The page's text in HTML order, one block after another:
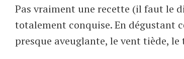
Pas vraiment une recette (il faut le
totalement conquise. En dégustant
presque aveuglante, le vent tiède,